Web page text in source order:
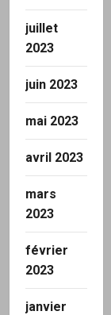
juillet
2023
juin 2023
mai 2023
avril 2023
mars
2023
février
2023
janvier